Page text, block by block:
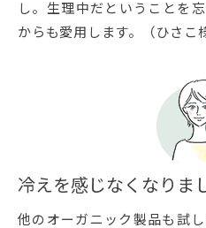
し。生理中だということを
からも愛用します。（ひさこ
冷えを感じなくなりま
他のオーガニック製品も試